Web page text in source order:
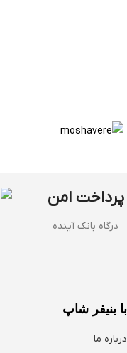
پرداخت امن
درگاه بانک آینده
با بنیفر شاپ
درباره ما